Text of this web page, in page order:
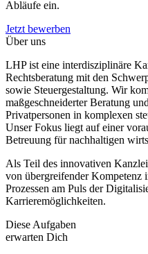
Abläufe ein.
Jetzt bewerben
Über uns
LHP ist eine interdisziplinäre
Rechtsberatung mit den
sowie Steuergestaltung. Wir
maßgeschneiderter Beratung
Privatpersonen in komplexen
Unser Fokus liegt auf einer
Betreuung für nachhaltigen
Als Teil des innovativen
von übergreifender Kompetenz
Prozessen am Puls der
Karrieremöglichkeiten.
Diese Aufgaben
erwarten Dich